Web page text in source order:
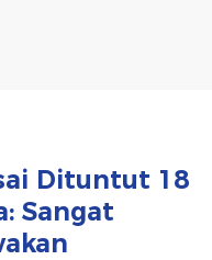
Dituntut 18
Sangat